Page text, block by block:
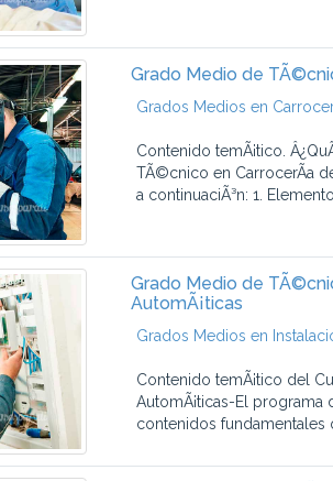
Grado Medio de
Grados Medios en
Contenido temÃ¡tico.
TÃ©cnico en CarrocerÃ­a
a continuaciÃ³n: 1.
Grado Medio de
AutomÃ¡ticas
Grados Medios en
Contenido temÃ¡tico del
AutomÃ¡ticas-El programa
contenidos fundamentales